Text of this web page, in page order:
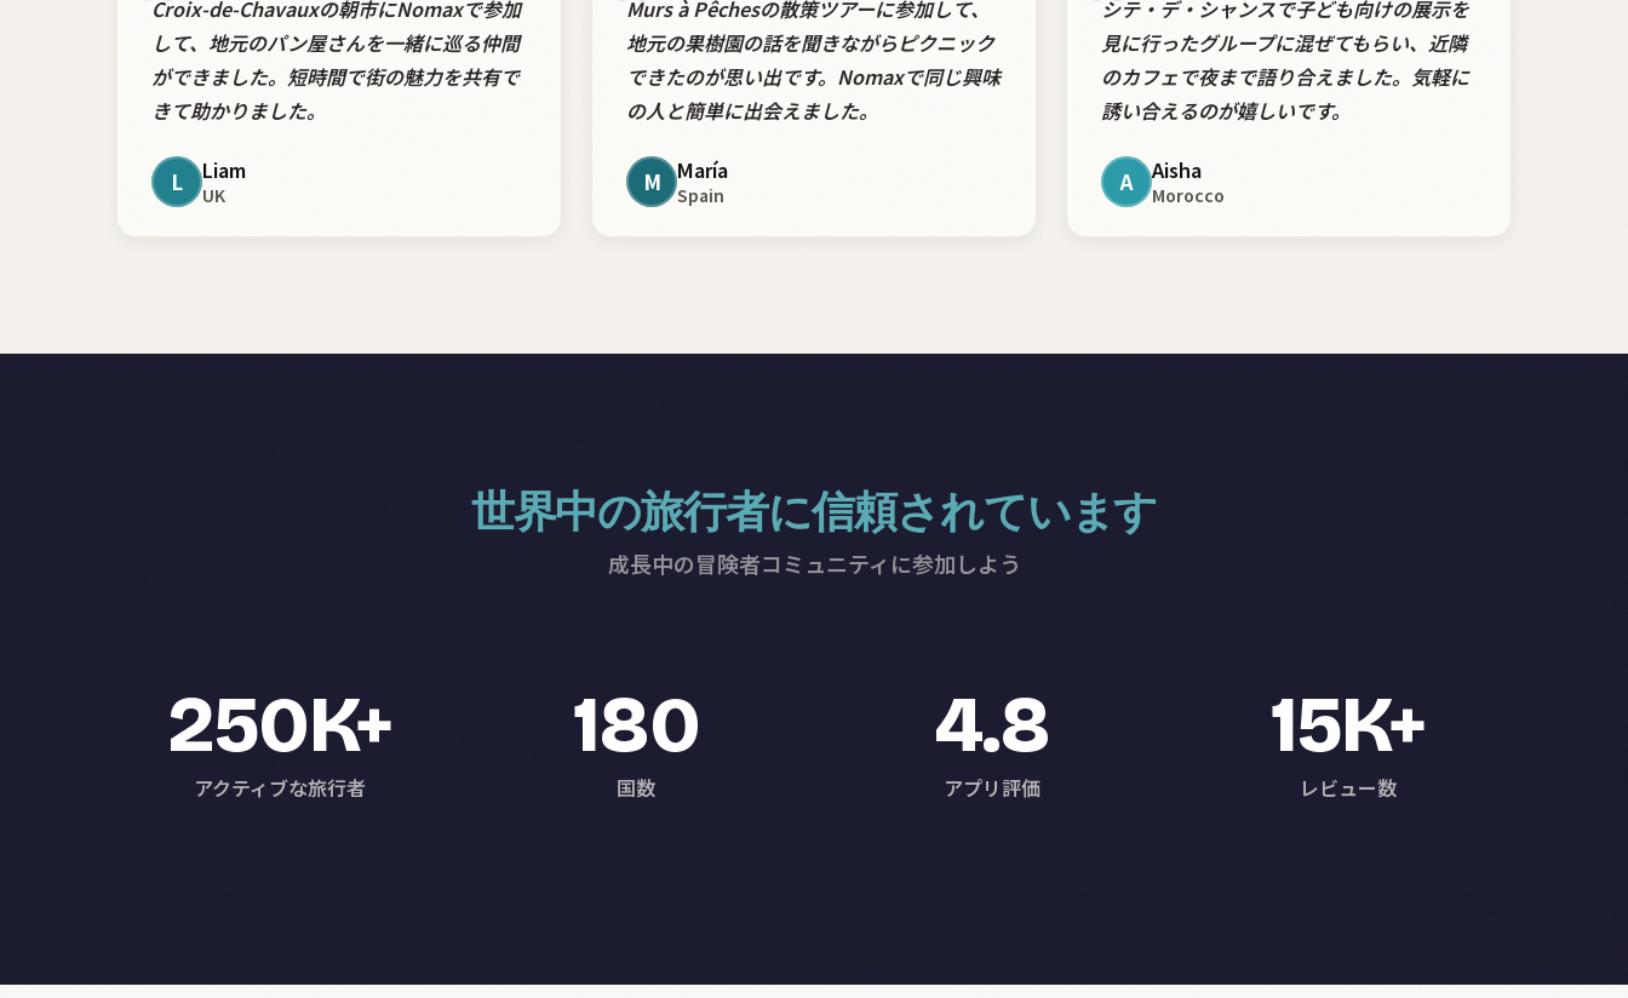
Croix-de-Chavauxの朝市にNomaxで参加
して、地元のパン屋さんを一緒に巡る仲間
ができました。短時間で街の魅力を共有で
きて助かりました。
L Liam
UK
Murs à Pêchesの散策ツアーに参加して、
地元の果樹園の話を聞きながらピクニック
できたのが思い出です。Nomaxで同じ興味
の人と簡単に出会えました。
M María
Spain
シテ・デ・シャンスで子ども向けの展示を
見に行ったグループに混ぜてもらい、近隣
のカフェで夜まで語り合えました。気軽に
誘い合えるのが嬉しいです。
A Aisha
Morocco
世界中の旅行者に信頼されています
成長中の冒険者コミュニティに参加しよう
250K+
アクティブな旅行者
180
国数
4.8
アプリ評価
15K+
レビュー数